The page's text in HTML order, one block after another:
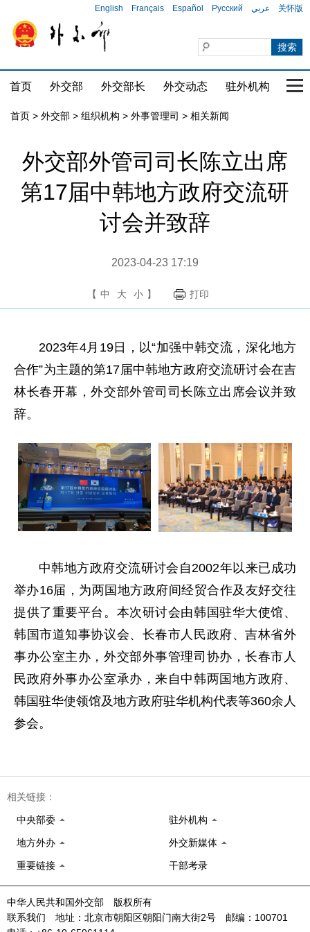
English Français Español Русский عربي 关怀版
首页 外交部 外交部长 外交动态 驻外机构 国
首页 > 外交部 > 组织机构 > 外事管理司 > 相关新闻
外交部外管司司长陈立出席
第17届中韩地方政府交流研
讨会并致辞
2023-04-23 17:19
【 中 大 小 】 打印
2023年4月19日，以“加强中韩交流，深化地方
合作”为主题的第17届中韩地方政府交流研讨会在吉
林长春开幕，外交部外管司司长陈立出席会议并致
辞。
中韩地方政府交流研讨会自2002年以来已成功
举办16届，为两国地方政府间经贸合作及友好交往
提供了重要平台。本次研讨会由韩国驻华大使馆、
韩国市道知事协议会、长春市人民政府、吉林省外
事办公室主办，外交部外事管理司协办，长春市人
民政府外事办公室承办，来自中韩两国地方政府、
韩国驻华使领馆及地方政府驻华机构代表等360余人
参会。
相关链接：
中央部委 驻外机构
地方外办 外交新媒体
重要链接 干部考录
中华人民共和国外交部 版权所有
联系我们 地址：北京市朝阳区朝阳门南大街2号 邮编：100701